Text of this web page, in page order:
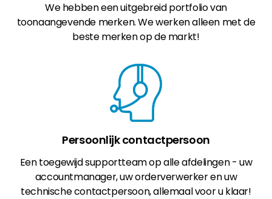
We hebben een uitgebreid portfolio van
toonaangevende merken. We werken alleen met de
beste merken op de markt!
Persoonlijk contactpersoon
Een toegewijd supportteam op alle afdelingen - uw
accountmanager, uw orderverwerker en uw
technische contactpersoon, allemaal voor u klaar!